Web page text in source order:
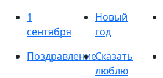
1
сентября
Новый
год
ПоздравлениеСказать
люблю